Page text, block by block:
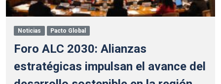
Noticias Pacto Global
Foro ALC 2030: Alianzas
estratégicas impulsan el avance del